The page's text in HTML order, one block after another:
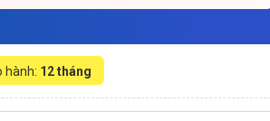
hành: 12 tháng